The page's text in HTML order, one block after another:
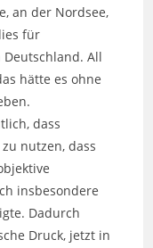
an der Nordsee,
für
All
hätte es ohne
dass
nutzen, dass
insbesondere
Dadurch
Druck, jetzt in